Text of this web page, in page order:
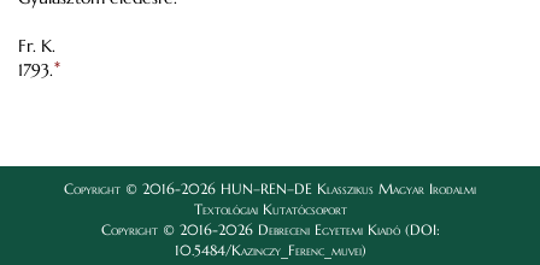
Fr. K.
1793.*
Copyright © 2016-2026 HUN–REN–DE Klasszikus Magyar Irodalmi
Textológiai Kutatócsoport
Copyright © 2016-2026 Debreceni Egyetemi Kiadó (DOI:
10.5484/Kazinczy_Ferenc_muvei)